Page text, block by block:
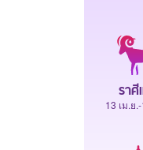
ราศี
13 เม.ย